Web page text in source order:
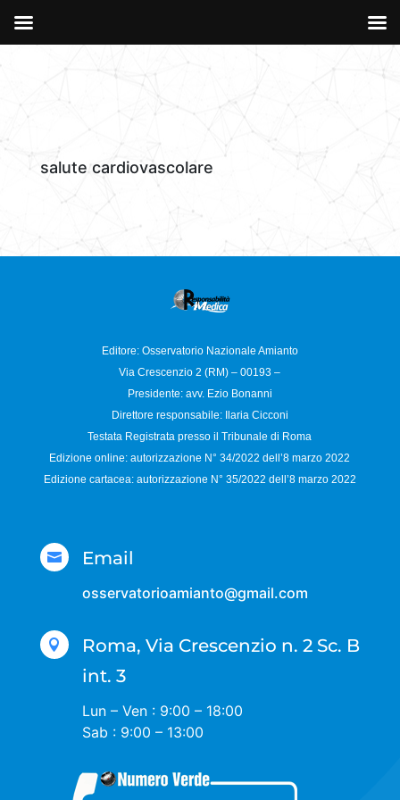
salute cardiovascolare
Editore: Osservatorio Nazionale Amianto
Via Crescenzio 2 (RM) – 00193 –
Presidente: avv. Ezio Bonanni
Direttore responsabile:
Ilaria Cicconi
Testata Registrata presso il Tribunale di Roma
Edizione online: autorizzazione N°34/2022 dell’8 marzo 2022
Edizione cartacea: autorizzazione N° 35/2022 dell’8 marzo 2022
 Email
osservatorioamianto@gmail.com

Roma, Via Crescenzio n. 2 Sc. B
int. 3
Lun – Ven : 9:00 – 18:00
Sab : 9:00 – 13:00